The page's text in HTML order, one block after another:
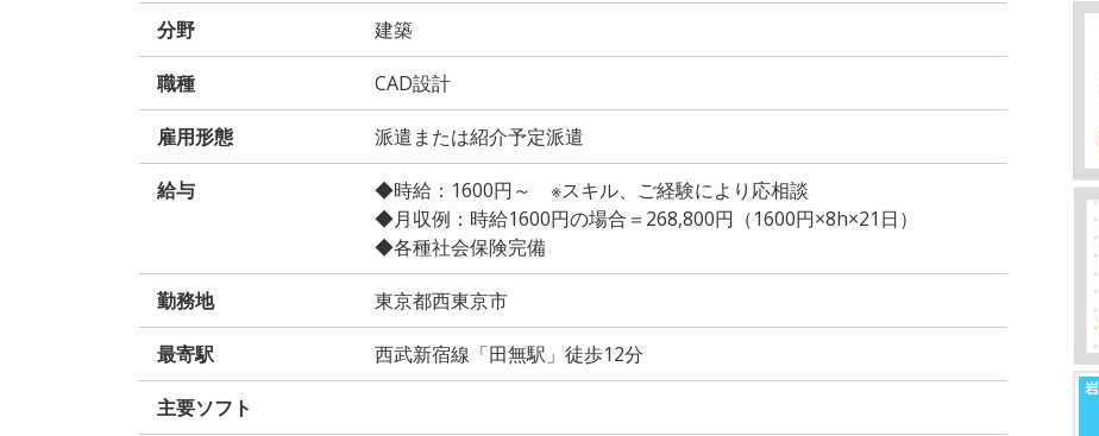
分野 建築
職種 CAD設計
雇用形態 派遣または紹介予定派遣
給与
◆時給：1600円～ ※スキル、ご経験により応相談
◆月収例：時給1600円の場合＝268,800円（1600円×8h×21日）
◆各種社会保険完備
勤務地 東京都西東京市
最寄駅 西武新宿線「田無駅」徒歩12分
主要ソフト